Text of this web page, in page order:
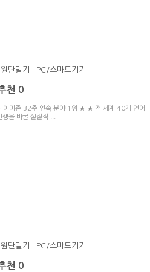
단말기 : PC/스마트기기
천 0
마존 32주 연속 분야 1위 ★ ★ 전 세계 40개 언어
을 바꿀 실질적
단말기 : PC/스마트기기
천 0